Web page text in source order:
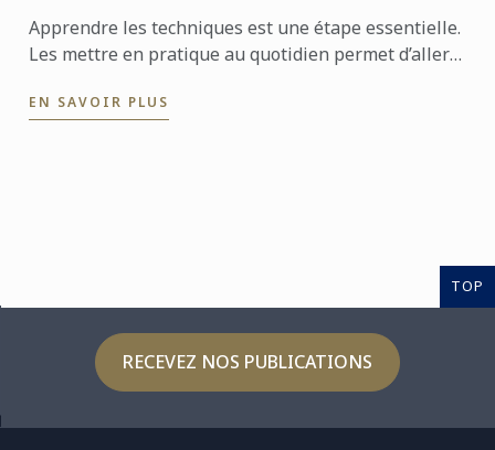
Apprendre les techniques est une étape essentielle.
Les mettre en pratique au quotidien permet d’aller
les ...
EN SAVOIR PLUS
TOP
RECEVEZ NOS PUBLICATIONS